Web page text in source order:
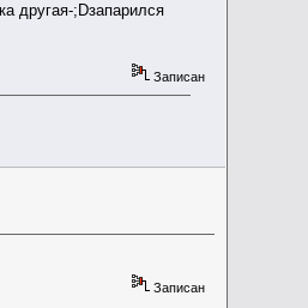
другая-;Dзапарился
Записан
Записан